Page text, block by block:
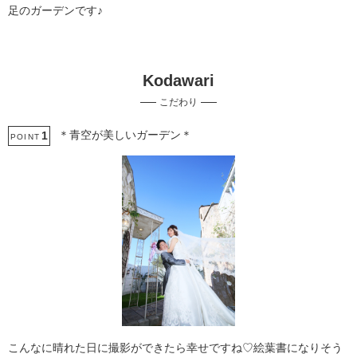
足のガーデンです♪
Kodawari
こだわり
POINT 1 ＊青空が美しいガーデン＊
こんなに晴れた日に撮影ができたら幸せですね♡絵葉書になりそう